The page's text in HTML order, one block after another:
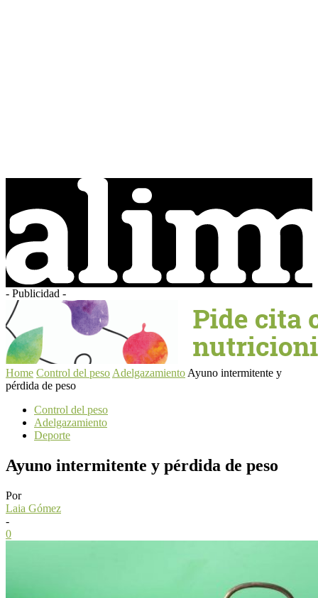
- Publicidad -
Home Control del peso Adelgazamiento Ayuno intermitente y
pérdida de peso
Control del peso
Adelgazamiento
Deporte
Ayuno intermitente y pérdida de peso
Por
Laia Gómez
-
0